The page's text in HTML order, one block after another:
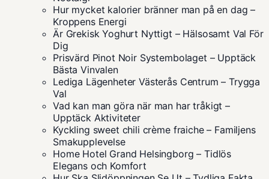
Hur mycket kalorier bränner man på en dag –
Kroppens Energi
Är Grekisk Yoghurt Nyttigt – Hälsosamt Val För
Dig
Prisvärd Pinot Noir Systembolaget – Upptäck
Bästa Vinvalen
Lediga Lägenheter Västerås Centrum – Trygga
Val
Vad kan man göra när man har tråkigt –
Upptäck Aktiviteter
Kyckling sweet chili crème fraiche – Familjens
Smakupplevelse
Home Hotel Grand Helsingborg – Tidlös
Elegans och Komfort